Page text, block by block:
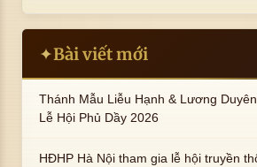
✦Bài viết mới
Thánh Mẫu Liễu Hạnh & Lương
Lễ Hội Phủ Dầy 2026
HĐHP Hà Nội tham gia lễ hội truyền